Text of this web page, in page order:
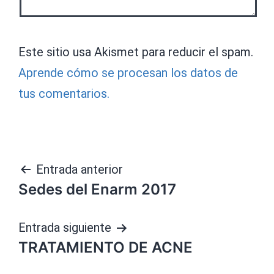
Este sitio usa Akismet para reducir el spam.
Aprende cómo se procesan los datos de
tus comentarios.
Navegación
de
entradas
Entrada anterior
Sedes del Enarm 2017
Entrada siguiente
TRATAMIENTO DE ACNE